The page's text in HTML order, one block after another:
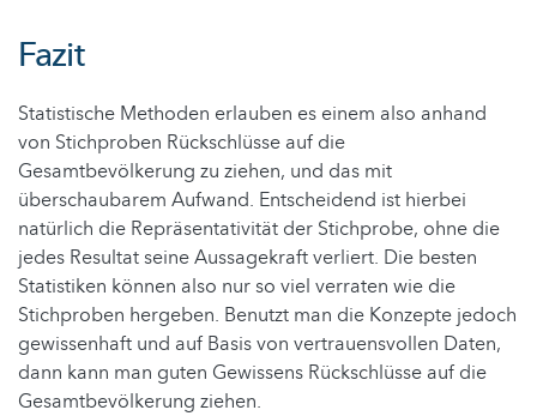
Fazit
Statistische Methoden erlauben es einem also anhand
von Stichproben Rückschlüsse auf die
Gesamtbevölkerung zu ziehen, und das mit
überschaubarem Aufwand. Entscheidend ist hierbei
natürlich die Repräsentativität der Stichprobe, ohne die
jedes Resultat seine Aussagekraft verliert. Die besten
Statistiken können also nur so viel verraten wie die
Stichproben hergeben. Benutzt man die Konzepte jedoch
gewissenhaft und auf Basis von vertrauensvollen Daten,
dann kann man guten Gewissens Rückschlüsse auf die
Gesamtbevölkerung ziehen.